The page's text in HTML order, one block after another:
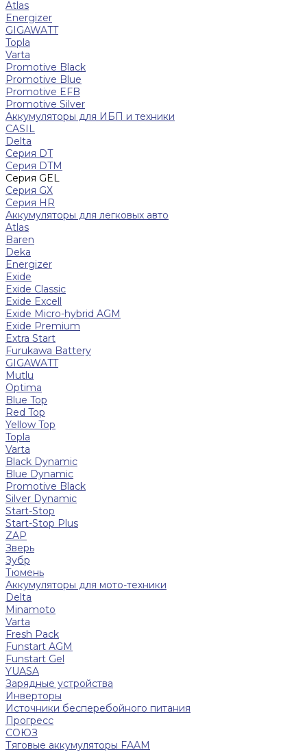
Atlas
Energizer
GIGAWATT
Topla
Varta
Promotive Black
Promotive Blue
Promotive EFB
Promotive Silver
Аккумуляторы для ИБП и техники
CASIL
Delta
Серия DT
Серия DTM
Серия GEL
Серия GХ
Серия HR
Аккумуляторы для легковых авто
Atlas
Baren
Deka
Energizer
Exide
Exide Classic
Exide Excell
Exide Micro-hybrid AGM
Exide Premium
Extra Start
Furukawa Battery
GIGAWATT
Mutlu
Optima
Blue Top
Red Top
Yellow Top
Topla
Varta
Black Dynamic
Blue Dynamic
Promotive Black
Silver Dynamic
Start-Stop
Start-Stop Plus
ZAP
Зверь
Зубр
Тюмень
Аккумуляторы для мото-техники
Delta
Minamoto
Varta
Fresh Pack
Funstart AGM
Funstart Gel
YUASA
Зарядные устройства
Инверторы
Источники бесперебойного питания
Прогресс
СОЮЗ
Тяговые аккумуляторы FAAM